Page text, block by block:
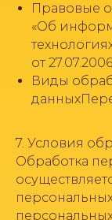
Правовые
«Об
от
Виды
7. Условия
Обработка